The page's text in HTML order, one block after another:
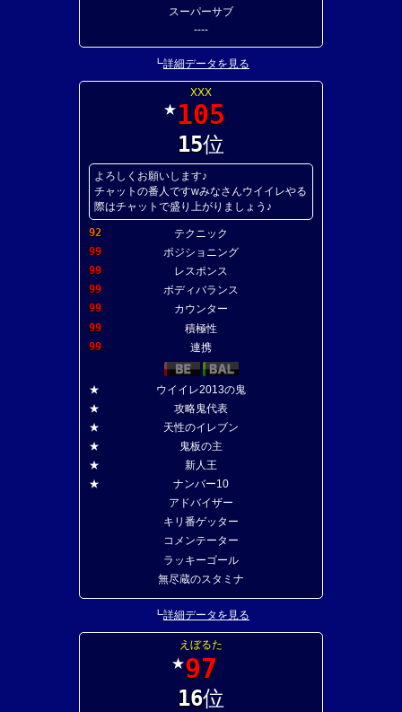
スーパーサブ
----
┗詳細データを見る
XXX
★105
15位
よろしくお願いします♪
チャットの番人ですwみなさんウイイレやる
際はチャットで盛り上がりましょう♪
92
テクニック
99
ポジショニング
99
レスポンス
99
ボディバランス
99
カウンター
99
積極性
99
連携
★
ウイイレ2013の鬼
★
攻略鬼代表
★
天性のイレブン
★
鬼板の主
★
新人王
★
ナンバー10
アドバイザー
キリ番ゲッター
コメンテーター
ラッキーゴール
無尽蔵のスタミナ
┗詳細データを見る
えぼるた
★97
16位